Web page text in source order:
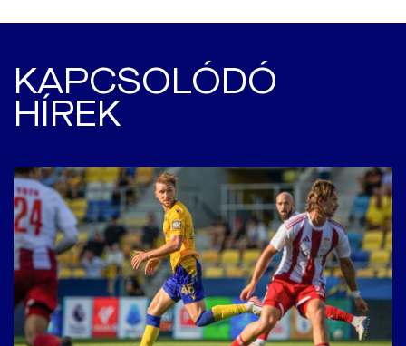
KAPCSOLÓDÓ
HÍREK